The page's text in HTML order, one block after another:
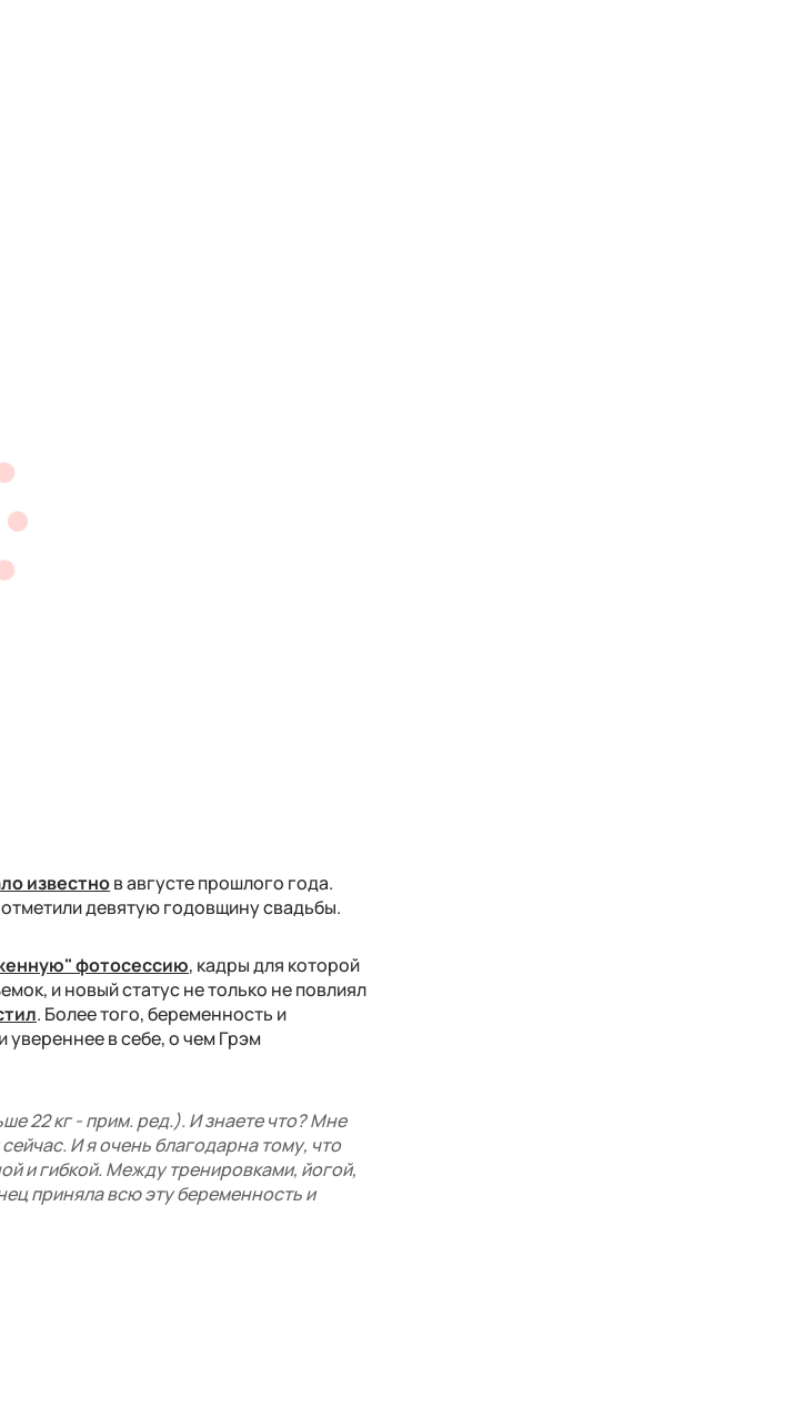
известнов августе прошлого года.
девятую годовщину свадьбы.
фотосессию, кадры для которой
и новый статус не только не повлиял
. Более того, беременность и
увереннее в себе, о чем Грэм
22 кг - прим. ред.). И знаете что? Мне
И я очень благодарна тому, что
и гибкой. Между тренировками, йогой,
приняла всю эту беременность и